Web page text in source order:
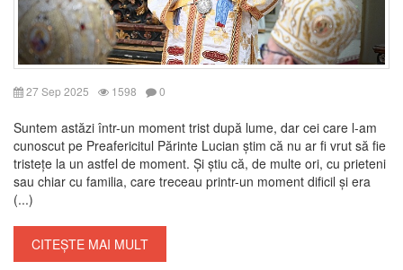
27 Sep 2025 1598 0
Suntem astăzi într-un moment trist după lume, dar cei care l-am
cunoscut pe Preafericitul Părinte Lucian știm că nu ar fi vrut să fie
tristețe la un astfel de moment. Și știu că, de multe ori, cu prieteni
sau chiar cu familia, care treceau printr-un moment dificil și era
(...)
CITEȘTE MAI MULT